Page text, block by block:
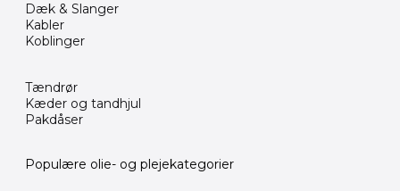
Dæk & Slanger
Kabler
Koblinger
Tændrør
Kæder og tandhjul
Pakdåser
Populære olie- og plejekategorier